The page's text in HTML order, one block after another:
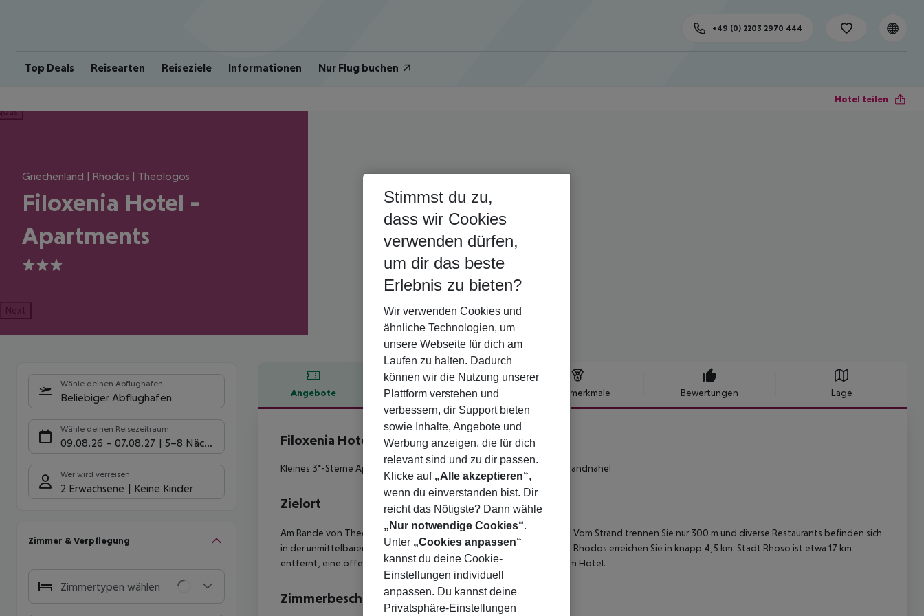
Top Deals Reisearten Reiseziele Informationen Nur Flug buchen
+49 (0) 2203 2970 444
Hotel teilen
Griechenland | Rhodos | Theologos
Filoxenia Hotel -
Apartments
3
Next
Wähle deinen Abflughafen
Beliebiger Abflughafen
Wähle deinen Reisezeitraum
09.08.26 – 07.08.27 5-8 Nächte
Wer wird verreisen
2 Erwachsene Keine Kinder
Zimmer & Verpflegung
Zimmertypen wählen
Angebote Hotelbeschreibung Hotelmerkmale Bewertungen Lage
Hotelbeschreibung
Filoxenia Hotel - Apartments
3
Kleines 3*-Sterne Aparthotel inmitten eines Olivengartens und in Strandnähe!
Zielort
Am Rande von Theologos (Tholos) und ruhig gelegenes Aparthotel. Vom Strand trennen Sie nur 300 m und diverse Restaurants befinden sich
in der unmittelbaren Umgebung. Den internationalen Flughafen von Rhodos erreichen Sie in knapp 4,5 km. Stadt Rhoso ist etwa 17 km
entfernt, eine öffentliche Bushaltestelle befindet sich direkt vor dem Hotel.
Zimmerbeschreibung
Stimmst du zu,
dass wir Cookies
verwenden dürfen,
um dir das beste
Erlebnis zu bieten?
Wir verwenden Cookies und
ähnliche Technologien, um
unsere Webseite für dich am
Laufen zu halten. Dadurch
können wir die Nutzung unserer
Plattform verstehen und
verbessern, dir Support bieten
sowie Inhalte, Angebote und
Werbung anzeigen, die für dich
relevant sind und zu dir passen.
Klicke auf „Alle akzeptieren“,
wenn du einverstanden bist. Dir
reicht das Nötigste? Dann wähle
„Nur notwendige Cookies“.
Unter „Cookies anpassen“
kannst du deine Cookie-
Einstellungen individuell
anpassen. Du kannst deine
Privatsphäre-Einstellungen